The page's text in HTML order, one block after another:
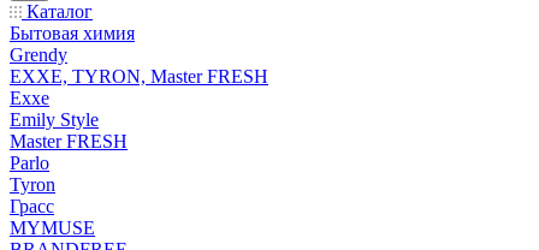
Каталог
Бытовая химия
Grendy
EXXE, TYRON, Master FRESH
Exxe
Emily Style
Master FRESH
Parlo
Tyron
Грасс
MYMUSE